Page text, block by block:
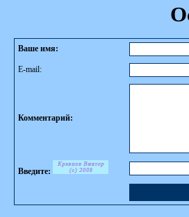
Ваше имя:
E-mail:
Комментарий:
Введите: